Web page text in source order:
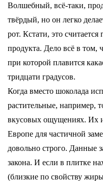
Волшебный, всё-таки,
твёрдый, но он легко
рот. Кстати, это
продукта. Дело всё в том,
при которой плавится
тридцати градусов.
Когда вместо шоколада
растительные, например,
вкусовых ощущениях. Их
Европе для частичной
довольно строго.
закона. И если в плитке
(близкие по свойству